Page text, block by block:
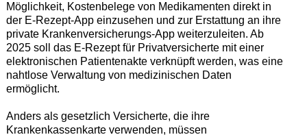
Möglichkeit, Kostenbelege von Medikamenten direkt in
der E-Rezept-App einzusehen und zur Erstattung an ihre
private Krankenversicherungs-App weiterzuleiten. Ab
2025 soll das E-Rezept für Privatversicherte mit einer
elektronischen Patientenakte verknüpft werden, was eine
nahtlose Verwaltung von medizinischen Daten
ermöglicht.
Anders als gesetzlich Versicherte, die ihre
Krankenkassenkarte verwenden, müssen